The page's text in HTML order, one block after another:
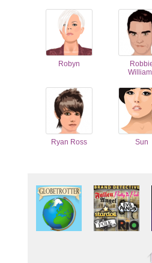
Robyn
Ryan Ross Sun